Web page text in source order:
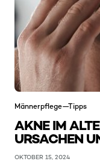
Männerpflege—Tipps
AKNE IM
URSACHEN
OKTOBER 15, 2024